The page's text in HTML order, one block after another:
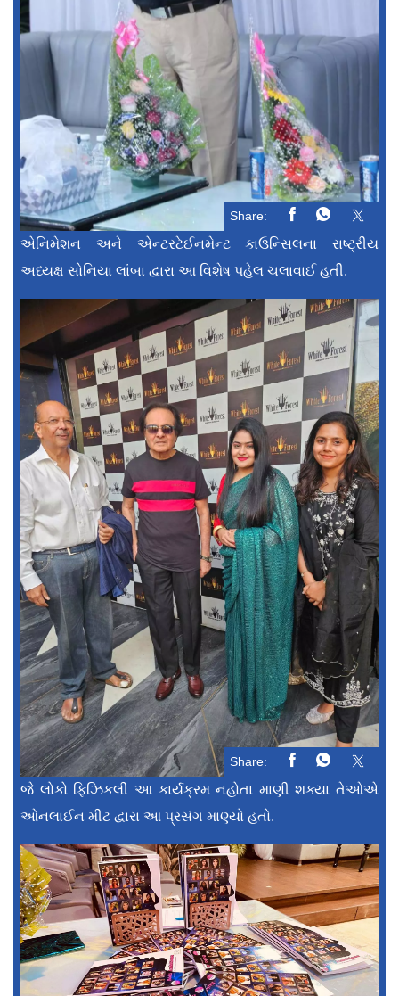
Share:
એનિમેશન અને એન્ટરટેઈનમેન્ટ કાઉન્સિલના રાષ્ટ્રીય
અધ્યક્ષ સોનિયા લાંબા દ્વારા આ વિશેષ પહેલ ચલાવાઈ હતી.
Share:
જે લોકો ફિઝિકલી આ કાર્યક્રમ નહોતા માણી શક્યા તેઓએ
ઓનલાઈન મીટ દ્વારા આ પ્રસંગ માણ્યો હતો.